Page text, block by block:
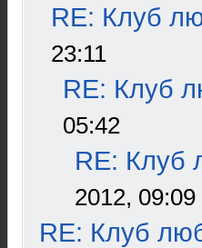
RE: Клуб
23:11
RE: Клуб
05:42
RE: Клуб
2012, 09:09
RE: Клуб